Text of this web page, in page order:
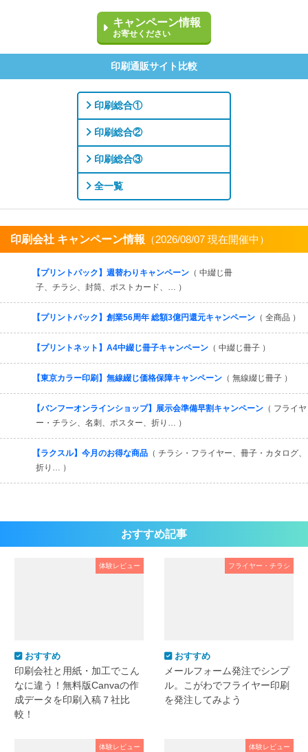
キャンペーン情報
お寄せください
印刷通販サイト比較
印刷総合①
印刷総合②
印刷総合③
全一覧
印刷会社 キャンペーン情報 （2026/08/07 現在開催中）
【プリントパック】週替わりキャンペーン （ 中綴じ冊
子、チラシ、封筒、ポストカード、… ）
【プリントパック】創業56周年 総額3億円還元キャンペーン （ 全商品 ）
【プリントネット】A4中綴じ冊子キャンペーン （ 中綴じ冊子 ）
【東京カラー印刷】無線綴じ価格保障キャンペーン （ 無線綴じ冊子 ）
【バンフーオンラインショップ】展示会準備早割キャンペーン （ フライヤ
ー・チラシ、名刺、ポスター、折り… ）
【ラクスル】今月のお得な商品 （ チラシ・フライヤー、冊子・カタログ、
折り… ）
おすすめ記事
体験レビュー
おすすめ
印刷会社と用紙・加工でこん
なに違う！無料版Canvaの作
成データを印刷入稿７社比
較！
フライヤー・チラシ
おすすめ
メールフォーム発注でシンプ
ル。こがわでフライヤー印刷
を発注してみよう
体験レビュー 体験レビュー